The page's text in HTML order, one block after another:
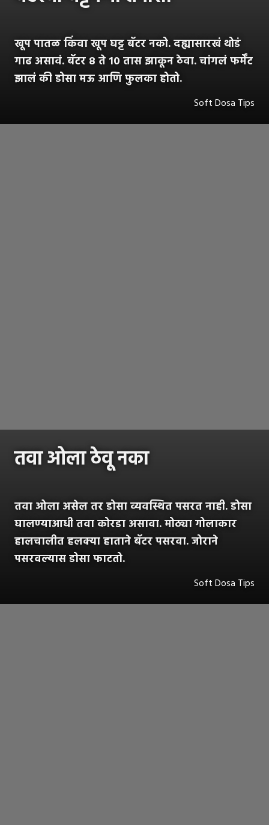
खूप पातळ किंवा खूप घट्ट बॅटर नको. दह्यासारखं थोडं
गाढ असावं. बॅटर ८ ते १० तास झाकून ठेवा. चांगलं फर्मेंट
झालं की डोसा मऊ आणि फुलका होतो.
Soft Dosa Tips
तवा ओला ठेवू नका
तवा ओला असेल तर डोसा व्यवस्थित पसरत नाही. डोसा
घालण्याआधी तवा कोरडा असावा. मोठ्या गोलाकार
हालचालीत हलक्या हाताने बॅटर पसरवा. जोराने
पसरवल्यास डोसा फाटतो.
Soft Dosa Tips